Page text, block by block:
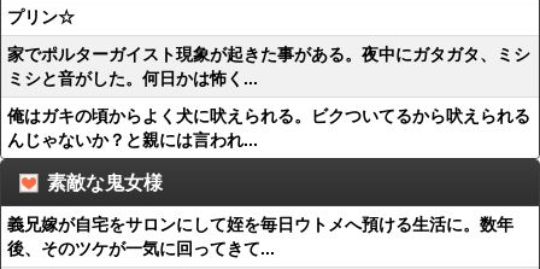
プリン☆
家でポルターガイスト現象が起きた事がある。夜中にガタガタ、ミシ
ミシと音がした。何日かは怖く...
俺はガキの頃からよく犬に吠えられる。ビクついてるから吠えられる
んじゃないか？と親には言われ...
素敵な鬼女様
義兄嫁が自宅をサロンにして姪を毎日ウトメへ預ける生活に。数年
後、そのツケが一気に回ってきて...